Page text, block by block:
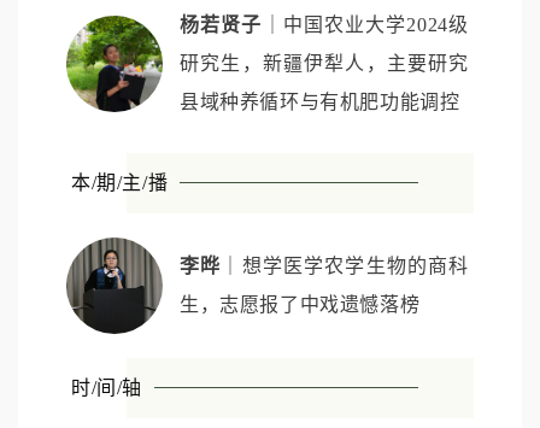
杨若贤子 ｜中国农业大学2024级
研究生，新疆伊犁人，主要研究
县域种养循环与有机肥功能调控
本/期/主/播
李晔 ｜想学医学农学生物的商科
生，志愿报了中戏遗憾落榜
时/间/轴